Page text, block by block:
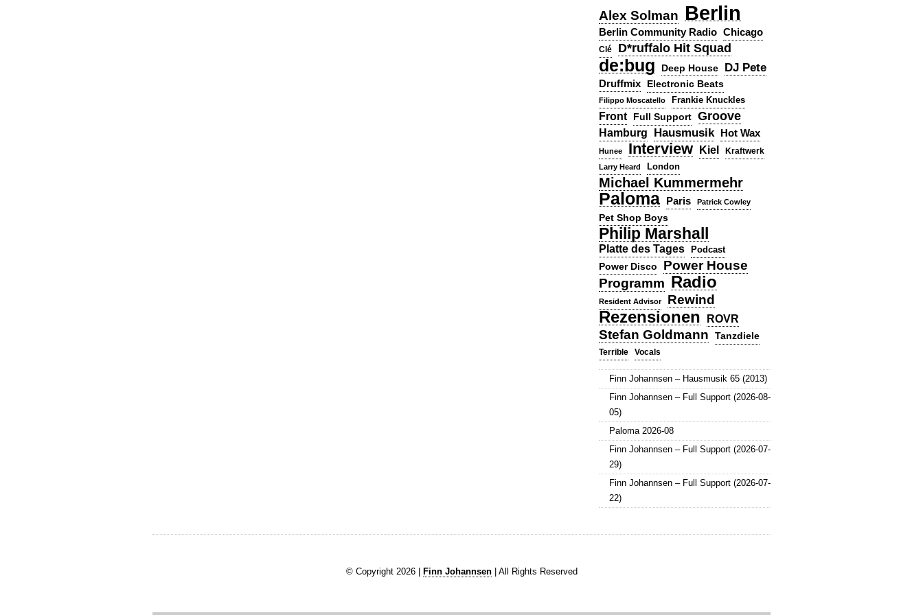
Alex Solman Berlin
Berlin Community Radio Chicago
Clé D*ruffalo Hit Squad
de:bug Deep House DJ Pete
Druffmix Electronic Beats
Filippo Moscatello Frankie Knuckles
Front Full Support Groove
Hamburg Hausmusik Hot Wax
Hunee Interview Kiel
Kraftwerk
Larry Heard
London
Michael Kummermehr
Paloma Paris Patrick Cowley
Pet Shop Boys
Philip Marshall
Platte des Tages Podcast
Power Disco
Power House
Programm Radio
Resident Advisor Rewind
Rezensionen ROVR
Stefan Goldmann Tanzdiele
Terrible Vocals
Finn Johannsen – Hausmusik 65 (2013)
Finn Johannsen – Full Support (2026-08-
05)
Paloma 2026-08
Finn Johannsen – Full Support (2026-07-
29)
Finn Johannsen – Full Support (2026-07-
22)
© Copyright 2026 | Finn Johannsen| All Rights Reserved